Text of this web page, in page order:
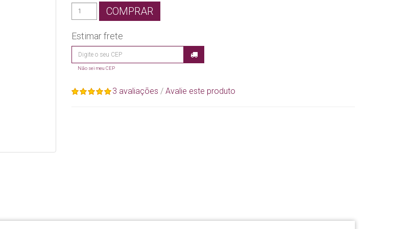
COMPRAR
Estimar frete
Não sei meu CEP
3 avaliações / Avalie este produto